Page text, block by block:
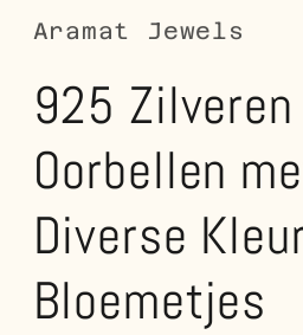
Aramat Jewels
925
Oorbellen
Diverse
Bloemetjes